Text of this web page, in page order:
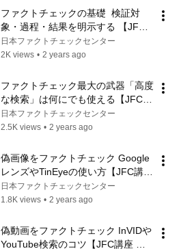
ファクトチェックの基礎  検証対
象・過程・結果を明示する 【JFC
講座 実践編1】
日本ファクトチェックセンター
2K views • 2 years ago
ファクトチェック最大の武器「高度
な検索」は何にでも使える【JFC講
座 実践編2】
日本ファクトチェックセンター
2.5K views • 2 years ago
偽画像をファクトチェック Google
レンズやTinEyeの使い方【JFC講座
実践編3】
日本ファクトチェックセンター
1.8K views • 2 years ago
偽動画をファクトチェック InVIDや
YouTube検索のコツ【JFC講座 実